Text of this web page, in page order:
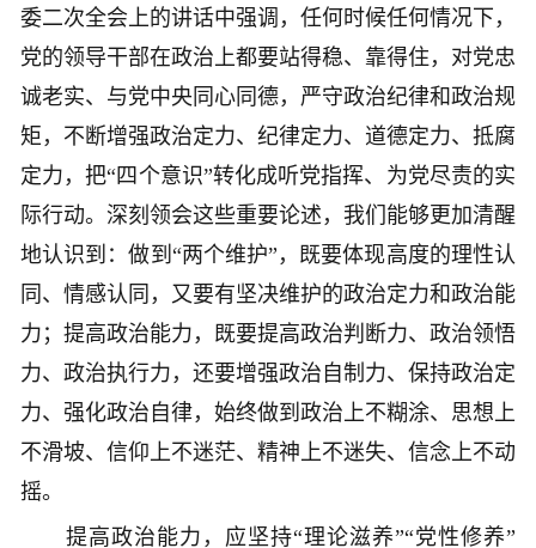
委二次全会上的讲话中强调，任何时候任何情况下，
党的领导干部在政治上都要站得稳、靠得住，对党忠
诚老实、与党中央同心同德，严守政治纪律和政治规
矩，不断增强政治定力、纪律定力、道德定力、抵腐
定力，把“四个意识”转化成听党指挥、为党尽责的实
际行动。深刻领会这些重要论述，我们能够更加清醒
地认识到：做到“两个维护”，既要体现高度的理性认
同、情感认同，又要有坚决维护的政治定力和政治能
力；提高政治能力，既要提高政治判断力、政治领悟
力、政治执行力，还要增强政治自制力、保持政治定
力、强化政治自律，始终做到政治上不糊涂、思想上
不滑坡、信仰上不迷茫、精神上不迷失、信念上不动
摇。
提高政治能力，应坚持“理论滋养”“党性修养”